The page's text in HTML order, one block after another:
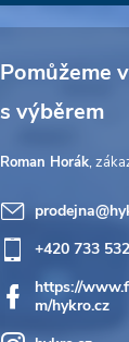
Roman Horák
prodejna@
+420 733
https://
m/hykro.cz